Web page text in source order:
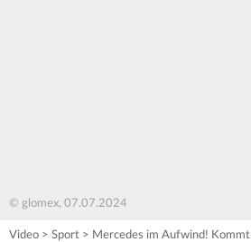
© glomex, 07.07.2024
Video > Sport > Mercedes im Aufwind!